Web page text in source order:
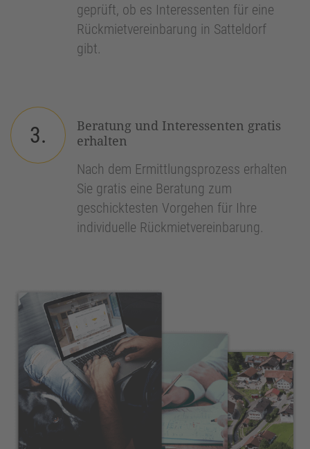
geprüft, ob es Interessenten für eine
Rückmietvereinbarung in Satteldorf
gibt.
3.
Beratung und Interessenten gratis
erhalten
Nach dem Ermittlungsprozess erhalten
Sie gratis eine Beratung zum
geschicktesten Vorgehen für Ihre
individuelle Rückmietvereinbarung.